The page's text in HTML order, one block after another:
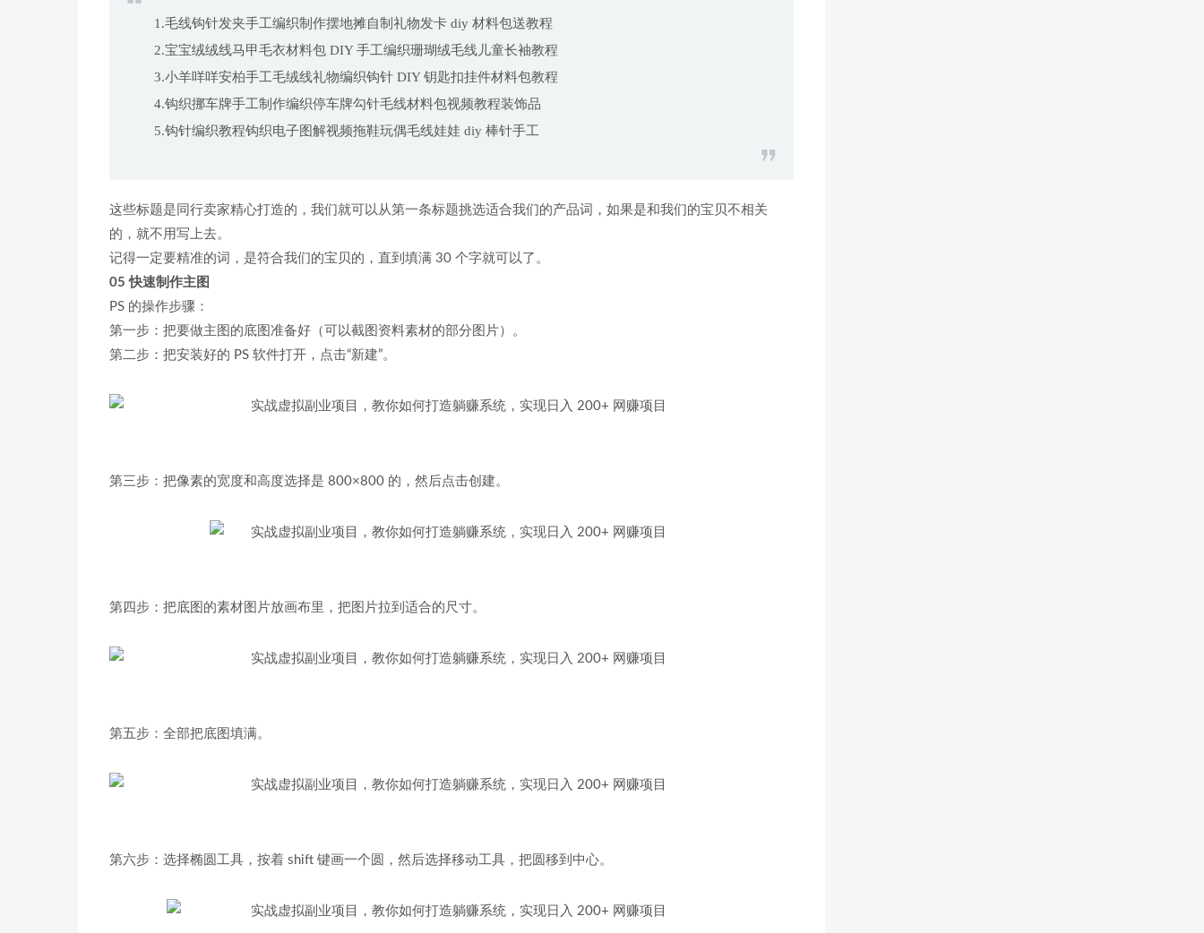
1.毛线钩针发夹手工编织制作摆地摊自制礼物发卡 diy 材料包送教程
2.宝宝绒绒线马甲毛衣材料包 DIY 手工编织珊瑚绒毛线儿童长袖教程
3.小羊咩咩安柏手工毛绒线礼物编织钩针 DIY 钥匙扣挂件材料包教程
4.钩织挪车牌手工制作编织停车牌勾针毛线材料包视频教程装饰品
5.钩针编织教程钩织电子图解视频拖鞋玩偶毛线娃娃 diy 棒针手工
这些标题是同行卖家精心打造的，我们就可以从第一条标题挑选适合我们的产品词，如果是和我们的宝贝不相关
的，就不用写上去。
记得一定要精准的词，是符合我们的宝贝的，直到填满 30 个字就可以了。
05 快速制作主图
PS 的操作步骤：
第一步：把要做主图的底图准备好（可以截图资料素材的部分图片）。
第二步：把安装好的 PS 软件打开，点击“新建”。
第三步：把像素的宽度和高度选择是 800×800 的，然后点击创建。
第四步：把底图的素材图片放画布里，把图片拉到适合的尺寸。
第五步：全部把底图填满。
第六步：选择椭圆工具，按着 shift 键画一个圆，然后选择移动工具，把圆移到中心。